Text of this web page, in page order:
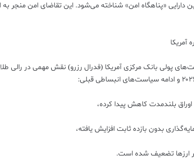
دارایی «پناهگاه امن» شناخته می‌شود. این تقاضای امن منجر
پولی بانک مرکزی آمریکا (فدرال رزرو) نقش مهمی در رالی
بدون بازده ثابت افزایش یافته،
ارزها تضعیف شده است.